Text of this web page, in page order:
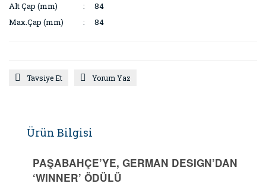
Alt Çap (mm)
84
Max.Çap (mm)
84
Tavsiye Et Yorum Yaz
Ürün Bilgisi
PAŞABAHÇE’YE, GERMAN DESIGN’DAN
‘WINNER’ ÖDÜLÜ